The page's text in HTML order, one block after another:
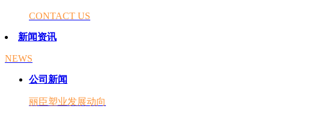
CONTACT US
新闻资讯
NEWS
公司新闻
丽臣塑业发展动向